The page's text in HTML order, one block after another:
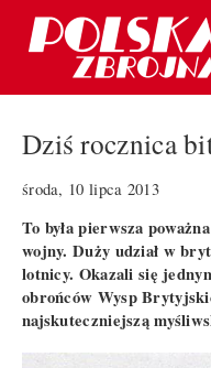
Dziś rocznica
środa, 10 lipca 2013
To była pierwsza
wojny. Duży udział w
lotnicy. Okazali się
obrońców Wysp
najskuteczniejszą